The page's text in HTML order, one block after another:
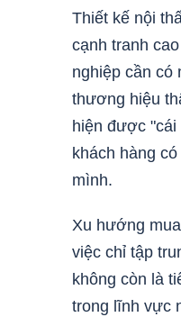
Thiết kế nội
cạnh tranh
nghiệp cần có
thương hiệu
hiện được
khách hàng
mình.
Xu hướng
việc chỉ tập
không còn là
trong lĩnh vực